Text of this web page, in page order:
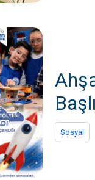
Sosyal